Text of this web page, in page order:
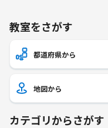
教室をさがす
都道府県から
地図から
カテゴリからさがす